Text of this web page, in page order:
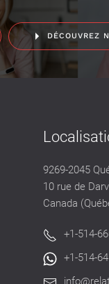
DÉCOUVREZ
9269-2045
10 rue de
Canada
+1-514-
+1-514-